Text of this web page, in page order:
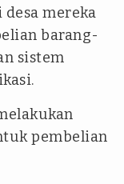
mereka
barang-
sistem
pembelian